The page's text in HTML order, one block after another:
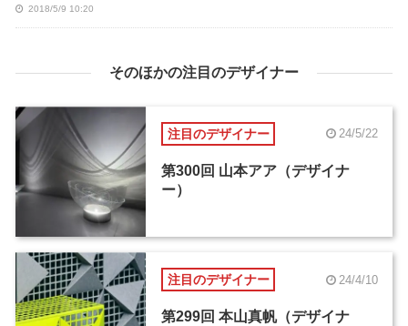
2018/5/9 10:20
そのほかの注目のデザイナー
注目のデザイナー 24/5/22
第300回 山本アア（デザイナ
ー）
注目のデザイナー 24/4/10
第299回 本山真帆（デザイナ